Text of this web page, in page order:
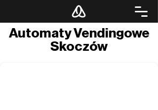
Automaty Vendingowe
Skoczów